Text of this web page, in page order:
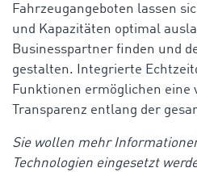
Fahrzeugangeboten lassen
und Kapazitäten optimal
Businesspartner finden und
gestalten. Integrierte
Funktionen ermöglichen eine
Transparenz entlang der
Sie wollen mehr
Technologien eingesetzt